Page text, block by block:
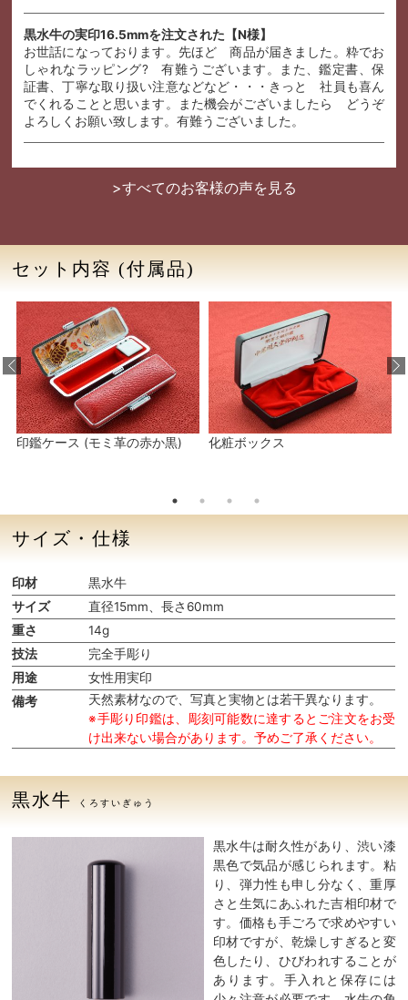
黒水牛の実印16.5mmを注文された【N様】
お世話になっております。先ほど 商品が届きました。粋でお
しゃれなラッピング? 有難うございます。また、鑑定書、保
証書、丁寧な取り扱い注意などなど・・・きっと 社員も喜ん
でくれることと思います。また機会がございましたら どうぞ
よろしくお願い致します。有難うございました。
>すべてのお客様の声を見る
セット内容(付属品)
印鑑ケース (モミ革の赤か黒) 化粧ボックス
サイズ・仕様
印材
黒水牛
サイズ
直径15mm、長さ60mm
重さ
14g
技法
完全手彫り
用途
女性用実印
備考
天然素材なので、写真と実物とは若干異なります。
※手彫り印鑑は、彫刻可能数に達するとご注文をお受
け出来ない場合があります。予めご了承ください。
黒水牛 くろすいぎゅう
黒水牛は耐久性があり、渋い漆
黒色で気品が感じられます。粘
り、弾力性も申し分なく、重厚
さと生気にあふれた吉相印材で
す。価格も手ごろで求めやすい
印材ですが、乾燥しすぎると変
色したり、ひびわれすることが
あります。手入れと保存には